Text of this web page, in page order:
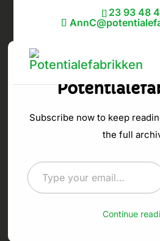
23 93 48
Tilbage
jobbet –
hvad så?!
Discover
Subscribe now to keep
the full
Type your email…
Continue